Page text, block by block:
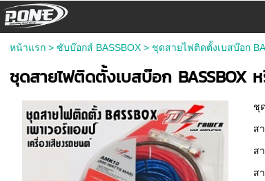
หน้าแรก> ซับบ๊อกส์ BASSBOX > ชุดสายไฟติดตั้งเบสบ๊อก
ชุดสายไฟติดตั้งเบสบ๊อก BASSBOX
ชุ
ส
ส
ส